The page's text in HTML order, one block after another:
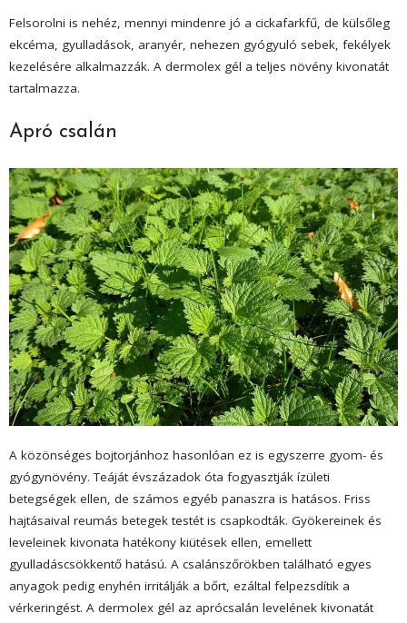
Felsorolni is nehéz, mennyi mindenre jó a cickafarkfű, de külsőleg
ekcéma, gyulladások, aranyér, nehezen gyógyuló sebek, fekélyek
kezelésére alkalmazzák. A dermolex gél a teljes növény kivonatát
tartalmazza.
Apró csalán
A közönséges bojtorjánhoz hasonlóan ez is egyszerre gyom- és
gyógynövény. Teáját évszázadok óta fogyasztják ízületi
betegségek ellen, de számos egyéb panaszra is hatásos. Friss
hajtásaival reumás betegek testét is csapkodták. Gyökereinek és
leveleinek kivonata hatékony kiütések ellen, emellett
gyulladáscsökkentő hatású. A csalánszőrökben található egyes
anyagok pedig enyhén irritálják a bőrt, ezáltal felpezsdítik a
vérkeringést. A dermolex gél az aprócsalán levelének kivonatát